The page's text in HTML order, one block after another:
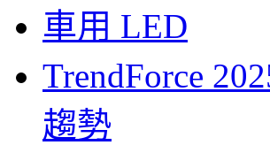
車用 LED
TrendForce
趨勢